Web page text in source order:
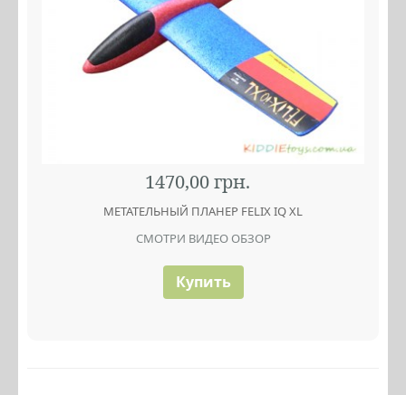
1470,00 грн.
МЕТАТЕЛЬНЫЙ ПЛАНЕР FELIX IQ XL
СМОТРИ ВИДЕО ОБЗОР
Купить